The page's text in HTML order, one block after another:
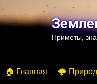
к
содержимому
Приметы,
🏠 Главная 🌩️